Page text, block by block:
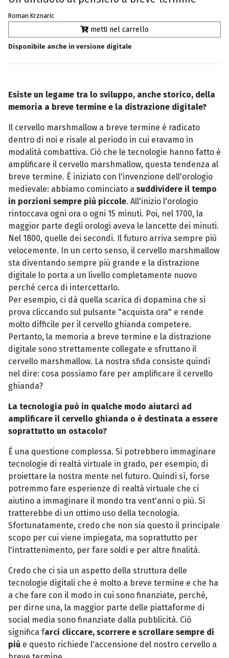
Roman Krznaric
metti nel carrello
Disponibile anche in versione digitale
Esiste un legame tra lo sviluppo, anche storico, della
memoria a breve termine e la distrazione digitale?
Il cervello marshmallow a breve termine è radicato
dentro di noi e risale al periodo in cui eravamo in
modalità combattiva. Ciò che le tecnologie hanno fatto è
amplificare il cervello marshmallow, questa tendenza al
breve termine. È iniziato con l'invenzione dell'orologio
medievale: abbiamo cominciato a suddividere il tempo
in porzioni sempre più piccole. All'inizio l'orologio
rintoccava ogni ora o ogni 15 minuti. Poi, nel 1700, la
maggior parte degli orologi aveva le lancette dei minuti.
Nel 1800, quelle dei secondi. Il futuro arriva sempre più
velocemente. In un certo senso, il cervello marshmallow
sta diventando sempre più grande e la distrazione
digitale lo porta a un livello completamente nuovo
perché cerca di intercettarlo.
Per esempio, ci dà quella scarica di dopamina che si
prova cliccando sul pulsante "acquista ora" e rende
molto difficile per il cervello ghianda competere.
Pertanto, la memoria a breve termine e la distrazione
digitale sono strettamente collegate e sfruttano il
cervello marshmallow. La nostra sfida consiste quindi
nel dire: cosa possiamo fare per amplificare il cervello
ghianda?
La tecnologia può in qualche modo aiutarci ad
amplificare il cervello ghianda o è destinata a essere
soprattutto un ostacolo?
È una questione complessa. Si potrebbero immaginare
tecnologie di realtà virtuale in grado, per esempio, di
proiettare la nostra mente nel futuro. Quindi sì, forse
potremmo fare esperienze di realtà virtuale che ci
aiutino a immaginare il mondo tra vent'anni o più. Si
tratterebbe di un ottimo uso della tecnologia.
Sfortunatamente, credo che non sia questo il principale
scopo per cui viene impiegata, ma soprattutto per
l'intrattenimento, per fare soldi e per altre finalità.
Credo che ci sia un aspetto della struttura delle
tecnologie digitali che è molto a breve termine e che ha
a che fare con il modo in cui sono finanziate, perché,
per dirne una, la maggior parte delle piattaforme di
social media sono finanziate dalla pubblicità. Ciò
significa farci cliccare, scorrere e scrollare sempre di
più e questo richiede l'accensione del nostro cervello a